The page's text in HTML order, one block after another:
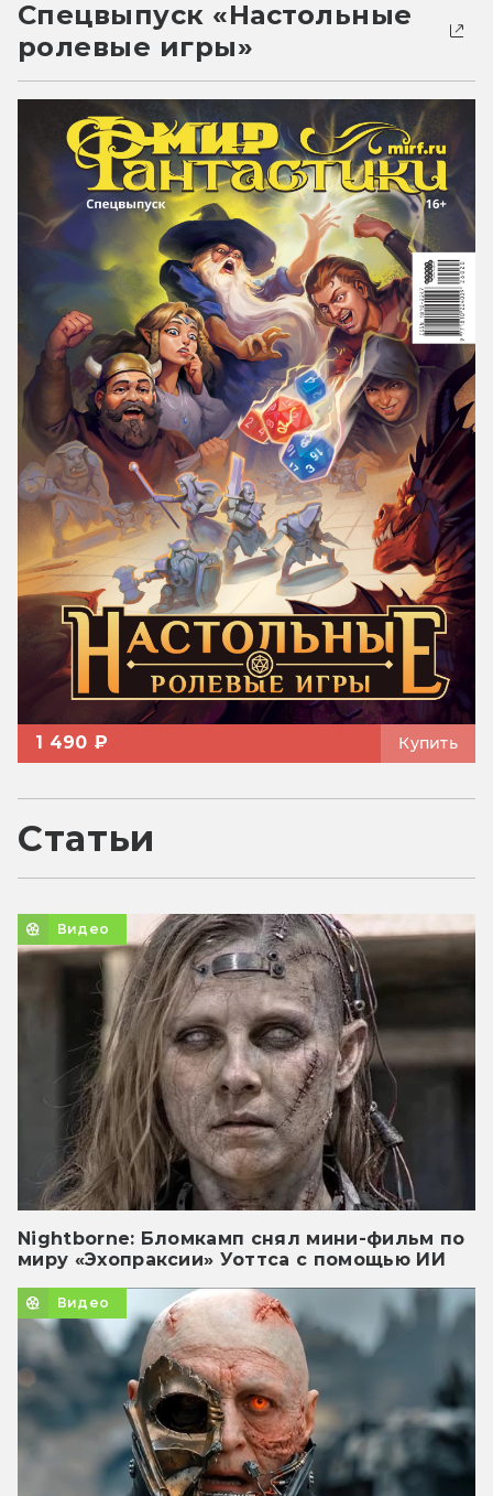
Спецвыпуск «Настольные
ролевые игры»
1 490 ₽ Купить
Статьи
Видео
Nightborne: Бломкамп снял мини-фильм по
миру «Эхопраксии» Уоттса с помощью ИИ
Видео